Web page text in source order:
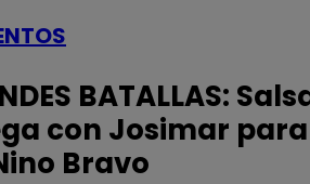
BATALLAS:
con Josimar para
Bravo